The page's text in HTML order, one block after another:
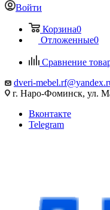
Войти
Корзина0
Отложенные0
Сравнение
dveri-
г. Наро-Фоминск, ул.
Вконтакте
Telegram